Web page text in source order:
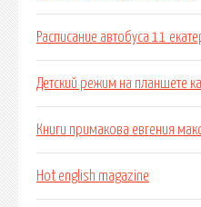
Расписание автобуса 11
Детский режим на планшете
Книги примакова евгения
Hot english magazine